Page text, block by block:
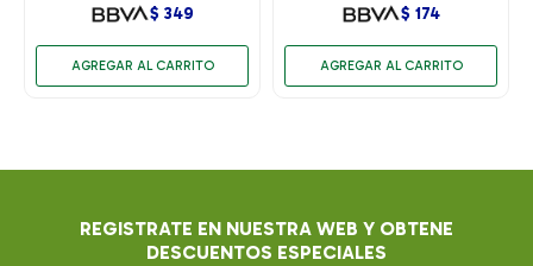
$ 349 $ 174
REGISTRATE EN NUESTRA WEB Y OBTENE
DESCUENTOS ESPECIALES